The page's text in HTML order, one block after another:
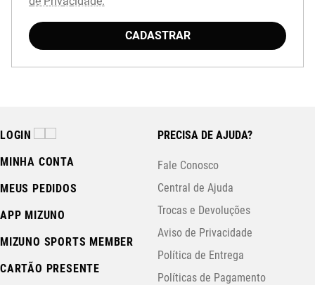
Baixe o aplicativo Mizuno e garanta
com cupomAPP15.
CADASTRAR
LOGIN
MINHA CONTA
MEUS PEDIDOS
APP MIZUNO
MIZUNO SPORTS MEMBER
CARTÃO PRESENTE
PRECISA DE AJUDA?
Fale Conosco
Central de Ajuda
Trocas e Devoluções
Aviso de Privacidade
Política de Entrega
Políticas de Pagamento